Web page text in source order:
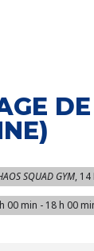
SQUAD GYM, 14
00 min - 18 h 00